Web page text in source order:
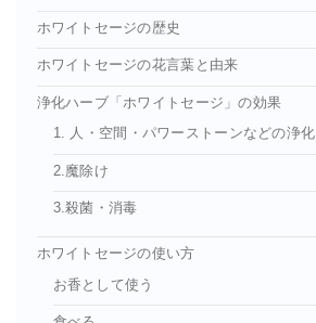
ホワイトセージの歴史
ホワイトセージの花言葉と由来
浄化ハーブ「ホワイトセージ」の効果
1. 人・空間・パワーストーンなどの浄化
2.魔除け
3.殺菌・消毒
ホワイトセージの使い方
お香として使う